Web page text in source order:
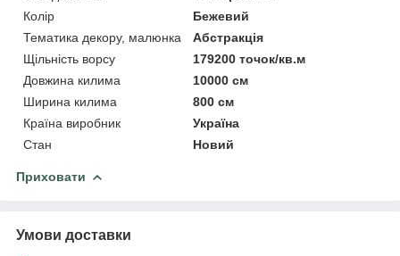
Колір
Бежевий
Тематика декору, малюнка
Абстракція
Щільність ворсу
179200 точок/кв.м
Довжина килима
10000 см
Ширина килима
800 см
Країна виробник
Україна
Стан
Новий
Приховати
Умови доставки